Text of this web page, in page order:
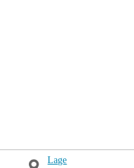
Lage